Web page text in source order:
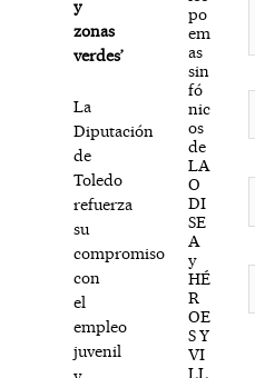
y
zonas
verdes’
La
Diputación
de
Toledo
refuerza
su
compromiso
con
el
empleo
juvenil
po
em
as
sin
fó
nic
os
de
LA
O
DI
SE
A
y
HÉ
R
OE
S Y
VI
LL